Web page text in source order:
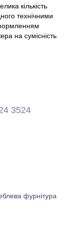
кількість
технічними
на сумісність
3524
фурнітура